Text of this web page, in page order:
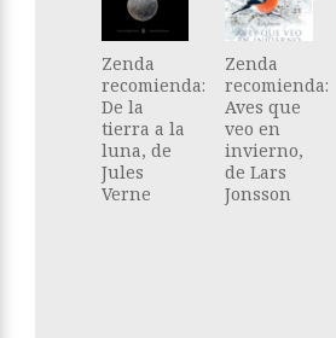
Zenda
recomienda:
De la
tierra a la
luna, de
Jules
Verne
Zenda
recomienda:
Aves que
veo en
invierno,
de Lars
Jonsson